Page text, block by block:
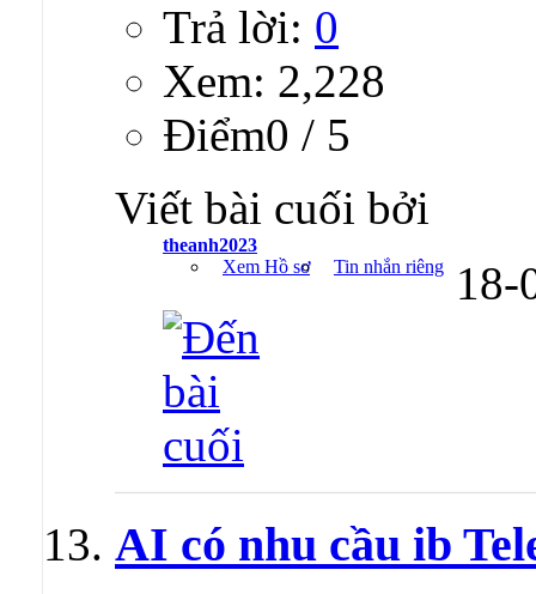
Trả lời: 0
Xem: 2,228
Ðiểm0 / 5
Viết bài cuối bởi
theanh2023
Xem Hồ sơ
Tin nhắn riêng
AI có nhu cầu ib